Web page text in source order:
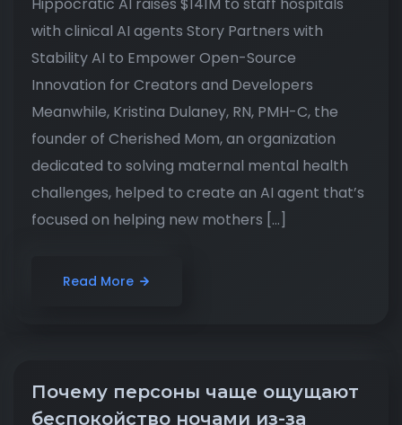
with clinical AI agents Story Partners with
Stability AI to Empower Open-Source
Innovation for Creators and Developers
Meanwhile, Kristina Dulaney, RN, PMH-C, the
founder of Cherished Mom, an organization
dedicated to solving maternal mental health
challenges, helped to create an AI agent that’s
focused on helping new mothers […]
Read More
Почему персоны чаще ощущают
беспокойство ночами из-за